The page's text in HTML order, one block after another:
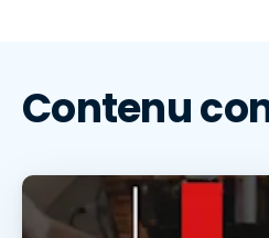
Contenu